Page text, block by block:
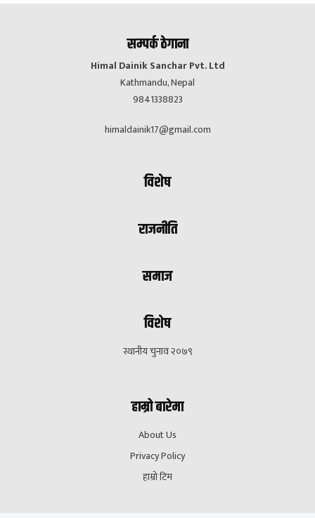
सम्पर्क ठेगाना
Himal Dainik Sanchar Pvt. Ltd
Kathmandu, Nepal
9841338823
himaldainik17@gmail.com
विशेष
राजनीति
समाज
विशेष
स्थानीय चुनाव २०७९
हाम्रो बारेमा
About Us
Privacy Policy
हाम्रो टिम